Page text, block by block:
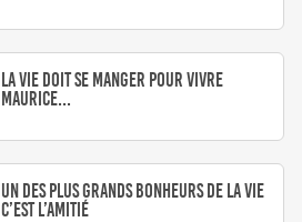
La vie doit se manger pour vivre
Maurice...
Un des plus grands bonheurs de la vie
c’est l’amitié